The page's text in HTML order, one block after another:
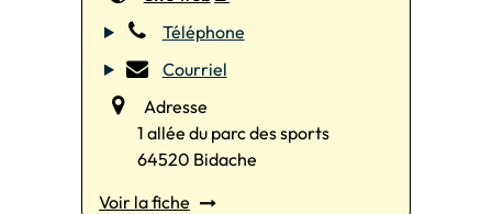
Téléphone
Courriel
Adresse
1 allée du parc des sports
64520 Bidache
Voir la fiche